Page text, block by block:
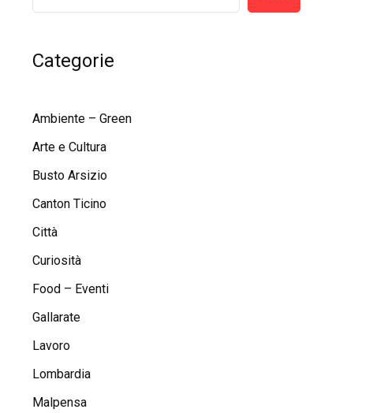
Categorie
Ambiente – Green
Arte e Cultura
Busto Arsizio
Canton Ticino
Città
Curiosità
Food – Eventi
Gallarate
Lavoro
Lombardia
Malpensa